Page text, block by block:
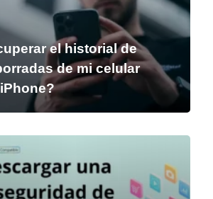
el historial de
de mi celular